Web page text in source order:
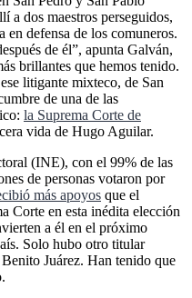
a dos maestros perseguidos,
en defensa de los comuneros.
de él”, apunta Galván,
brillantes que hemos tenido.
litigante mixteco, de San
de una de las
la Suprema Corte de
vida de Hugo Aguilar.
(INE), con el 99% de las
de personas votaron por
más apoyos que el
Corte en esta inédita elección
a él en el próximo
Solo hubo otro titular
Juárez. Han tenido que